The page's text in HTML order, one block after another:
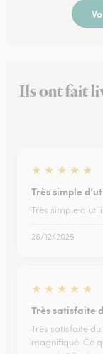
Ils ont fait
★ ★ ★ ★ ★
Très simple
Très simple
26/12/2025
★ ★ ★ ★ ★
Très satisfaite
Très satisfaite
magnifique. Ce